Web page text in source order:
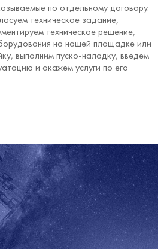
по отдельному договору.
техническое задание,
техническое решение,
на нашей площадке или
выполнимпуско-наладку, введем
и окажем услуги по его